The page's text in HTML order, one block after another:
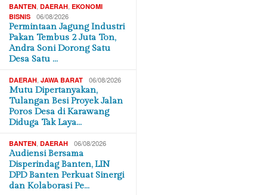
BANTEN ,DAERAH ,EKONOMI
BISNIS
06/08/2026
Permintaan Jagung Industri
Pakan Tembus 2 Juta Ton,
Andra Soni Dorong Satu
Desa Satu …
DAERAH ,JAWA BARAT 06/08/2026
Mutu Dipertanyakan,
Tulangan Besi Proyek Jalan
Poros Desa di Karawang
Diduga Tak Laya…
BANTEN ,DAERAH 06/08/2026
Audiensi Bersama
Disperindag Banten, LIN
DPD Banten Perkuat Sinergi
dan Kolaborasi Pe…